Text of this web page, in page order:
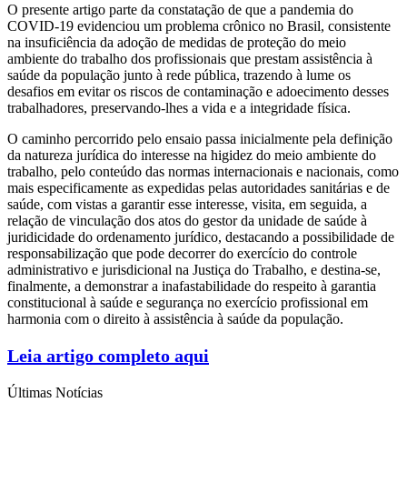
O presente artigo parte da constatação de que a pandemia do
COVID-19 evidenciou um problema crônico no Brasil, consistente
na insuficiência da adoção de medidas de proteção do meio
ambiente do trabalho dos profissionais que prestam assistência à
saúde da população junto à rede pública, trazendo à lume os
desafios em evitar os riscos de contaminação e adoecimento desses
trabalhadores, preservando-lhes a vida e a integridade física.
O caminho percorrido pelo ensaio passa inicialmente pela definição
da natureza jurídica do interesse na higidez do meio ambiente do
trabalho, pelo conteúdo das normas internacionais e nacionais, como
mais especificamente as expedidas pelas autoridades sanitárias e de
saúde, com vistas a garantir esse interesse, visita, em seguida, a
relação de vinculação dos atos do gestor da unidade de saúde à
juridicidade do ordenamento jurídico, destacando a possibilidade de
responsabilização que pode decorrer do exercício do controle
administrativo e jurisdicional na Justiça do Trabalho, e destina-se,
finalmente, a demonstrar a inafastabilidade do respeito à garantia
constitucional à saúde e segurança no exercício profissional em
harmonia com o direito à assistência à saúde da população.
Leia artigo completo aqui
Últimas Notícias